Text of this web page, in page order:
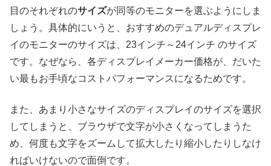
目のそれぞれのサイズが同等のモニターを選ぶようにしま
しょう。具体的にいうと、おすすめのデュアルディスプレ
イのモニターのサイズは、23インチ～24インチ のサイズ
です。なぜなら、各ディスプレイメーカー価格が、だいた
い最もお手頃なコストパフォーマンスになるためです。
また、あまり小さなサイズのディスプレイのサイズを選択
してしまうと、ブラウザで文字が小さくなってしまうた
め、何度も文字をズームして拡大したり縮小したりしなけ
ればいけないので面倒です。